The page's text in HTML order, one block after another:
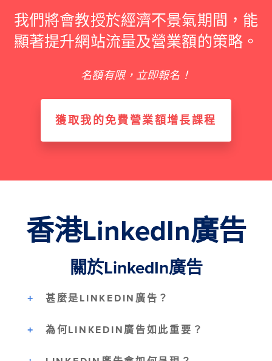
我們將會教授於經濟不景氣期間，能
顯著提升網站流量及營業額的策略。
名額有限，立即報名！
獲取我的免費營業額增長課程
香港LinkedIn廣告
關於LinkedIn廣告
甚麼是LINKEDIN廣告？
為何LINKEDIN廣告如此重要？